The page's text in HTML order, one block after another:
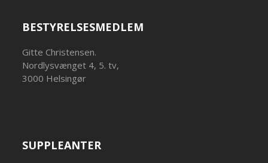
BESTYRELSESMEDLEM
Gitte Christensen.
Nordlysvænget 4, 5. tv,
3000 Helsingør
SUPPLEANTER